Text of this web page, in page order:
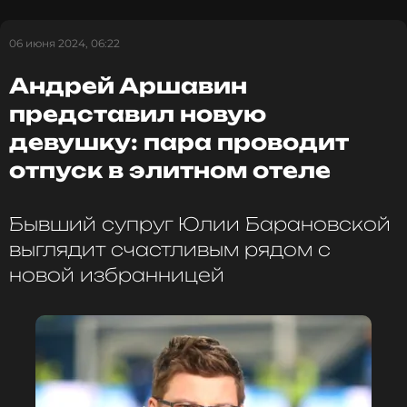
Фото: Максим Константинов/ТАСС
Читайте нас в Телеграме, чтобы
оставаться в курсе событий
06 июня 2024, 06:22
Андрей Аршавин
представил новую
девушку: пара проводит
отпуск в элитном отеле
Бывший супруг Юлии Барановской
выглядит счастливым рядом с
новой избранницей